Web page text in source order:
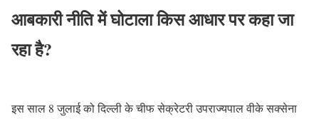
आबकारी नीति में घोटाला किस आधार पर कहा जा
रहा है?
इस साल 8 जुलाई को दिल्ली के चीफ सेक्रेटरी उपराज्यपाल वीके सक्सेना